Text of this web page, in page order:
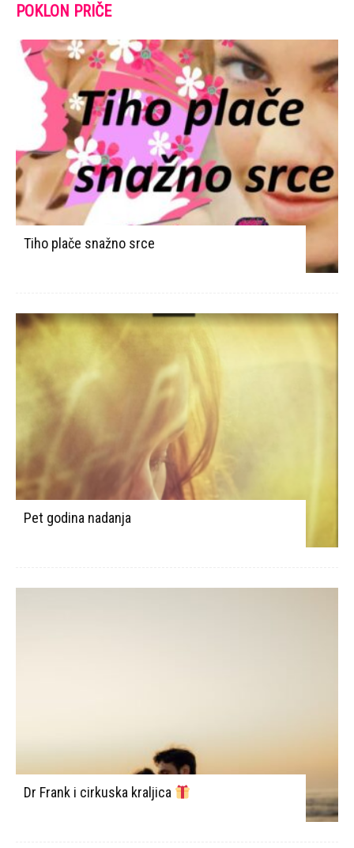
POKLON PRIČE
Tiho plače snažno srce
Pet godina nadanja
Dr Frank i cirkuska kraljica